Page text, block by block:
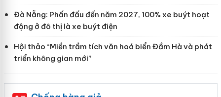
Đà Nẵng: Phấn đấu đến năm 2027, 100% xe buýt hoạt
động ở đô thị là xe buýt điện
Hội thảo “Miền trầm tích văn hoá biển Đầm Hà và phát
triển không gian mới”